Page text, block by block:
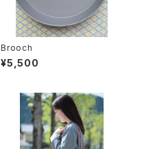
Brooch
¥5,500